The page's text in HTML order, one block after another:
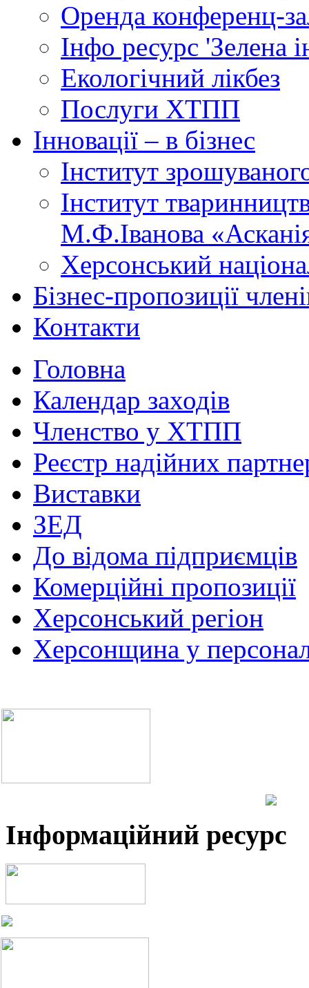
Оренда конференц-
Інфо ресурс 'Зелена
Екологічний лікбез
Послуги ХТПП
Інновації – в бізнес
Інститут
Інститут
М.Ф.Іванова
Херсонський
Бізнес-пропозиції
Контакти
Головна
Календар заходів
Членство у ХТПП
Реєстр надійних
Виставки
ЗЕД
До відома підприємців
Комерційні пропозиції
Херсонський регіон
Херсонщина у
Інформаційний ресурс